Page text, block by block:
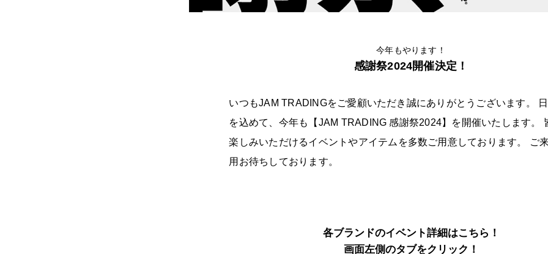
今年もやります！
感謝祭2024開催決定！
いつもJAM TRADINGをご愛顧いただき誠にありがとうございます。
を込めて、今年も【JAM TRADING 感謝祭2024】を開催いたします。
楽しみいただけるイベントやアイテムを多数ご用意しております。 ご
用お待ちしております。
各ブランドのイベント詳細はこちら！
画面左側のタブをクリック！